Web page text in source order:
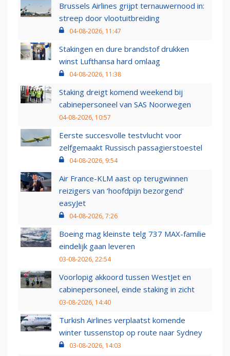
Brussels Airlines grijpt ternauwernood in:
streep door vlootuitbreiding
04-08-2026, 11:47
Stakingen en dure brandstof drukken
winst Lufthansa hard omlaag
04-08-2026, 11:38
Staking dreigt komend weekend bij
cabinepersoneel van SAS Noorwegen
04-08-2026, 10:57
Eerste succesvolle testvlucht voor
zelfgemaakt Russisch passagierstoestel
04-08-2026, 9:54
Air France-KLM aast op terugwinnen
reizigers van ‘hoofdpijn bezorgend’
easyJet
04-08-2026, 7:26
Boeing mag kleinste telg 737 MAX-familie
eindelijk gaan leveren
03-08-2026, 22:54
Voorlopig akkoord tussen WestJet en
cabinepersoneel, einde staking in zicht
03-08-2026, 14:40
Turkish Airlines verplaatst komende
winter tussenstop op route naar Sydney
03-08-2026, 14:03